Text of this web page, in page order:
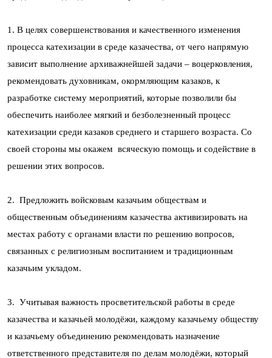
1. В целях совершенствования и качественного изменения
процесса катехизации в среде казачества, от чего напрямую
зависит выполнение архиважнейшей задачи – воцерковления,
рекомендовать духовникам, окормляющим казаков, к
разработке систему мероприятий, которые позволили бы
обеспечить наиболее мягкий и безболезненный процесс
катехизации среди казаков среднего и старшего возраста. Со
своей стороны мы окажем всяческую помощь и содействие в
решении этих вопросов.
2. Предложить войсковым казачьим обществам и
общественным объединениям казачества активизировать на
местах работу с органами власти по решению вопросов,
связанных с религиозным воспитанием и традиционным
казачьим укладом.
3. Учитывая важность просветительской работы в среде
казачества и казачьей молодёжи, каждому казачьему обществу
и казачьему объединению рекомендовать назначение
ответственного представителя по делам молодёжи, который